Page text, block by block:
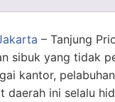
– Tanjung
sibuk yang tidak
kantor,
daerah ini selalu